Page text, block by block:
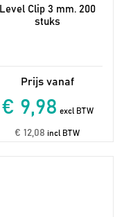
Level Clip 3 mm. 200
stuks
€ 9,98 excl BTW
€ 12,08 incl BTW